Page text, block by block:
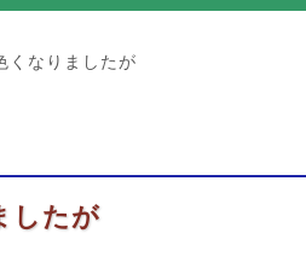
くなりましたが
したが